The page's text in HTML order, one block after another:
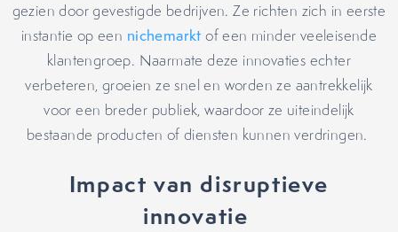
gezien door gevestigde bedrijven. Ze richten zich in eerste
instantie op een nichemarkt of een minder veeleisende
klantengroep. Naarmate deze innovaties echter
verbeteren, groeien ze snel en worden ze aantrekkelijk
voor een breder publiek, waardoor ze uiteindelijk
bestaande producten of diensten kunnen verdringen.
Impact van disruptieve
innovatie